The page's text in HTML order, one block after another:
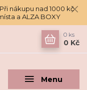
nákupu nad 1000 kč
a ALZA BOXY
Menu
0 ks
0 Kč